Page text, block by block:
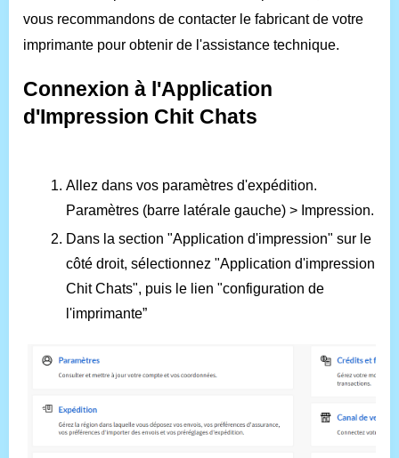
vous recommandons de contacter le fabricant de votre
imprimante pour obtenir de l'assistance technique.
Connexion à l'Application
d'Impression Chit Chats
Allez dans vos paramètres d'expédition.
Paramètres (barre latérale gauche) > Impression.
Dans la section "Application d'impression" sur le
côté droit, sélectionnez "Application d'impression
Chit Chats", puis le lien "configuration de
l'imprimante”